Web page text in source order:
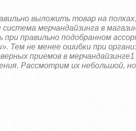
выложить товар на
мерчандайзинга в
правильно подобранном
Тем не менее ошибки при
приемов в
Рассмотрим их небольшой,